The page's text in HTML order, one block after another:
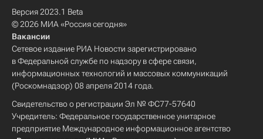
Версия 2023.1 Beta
© 2026 МИА «Россия сегодня»
Вакансии
Сетевое издание РИА Новости зарегистрировано
в Федеральной службе по надзору в сфере связи,
информационных технологий и массовых коммуникаций
(Роскомнадзор) 08 апреля 2014 года.
Свидетельство о регистрации Эл № ФС77-57640
Учредитель: Федеральное государственное унитарное
предприятие Международное информационное агентство